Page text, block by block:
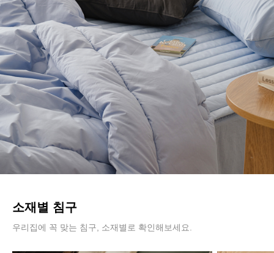
소재별 침구
우리집에 꼭 맞는 침구, 소재별로 확인해보세요.